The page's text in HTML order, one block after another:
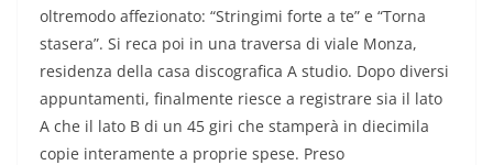
oltremodo affezionato: “Stringimi forte a te” e “Torna
stasera”. Si reca poi in una traversa di viale Monza,
residenza della casa discografica A studio. Dopo diversi
appuntamenti, finalmente riesce a registrare sia il lato
A che il lato B di un 45 giri che stamperà in diecimila
copie interamente a proprie spese. Preso